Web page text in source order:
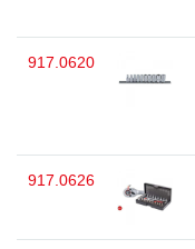
917.0620
917.0626